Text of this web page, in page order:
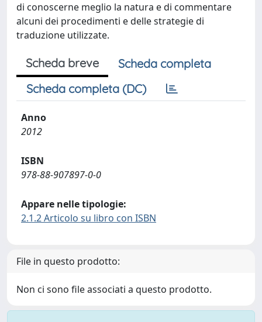
di conoscerne meglio la natura e di commentare
alcuni dei procedimenti e delle strategie di
traduzione utilizzate.
Scheda breve
Scheda completa
Scheda completa (DC)
Anno
2012
ISBN
978-88-907897-0-0
Appare nelle tipologie:
2.1.2 Articolo su libro con ISBN
File in questo prodotto:
Non ci sono file associati a questo prodotto.